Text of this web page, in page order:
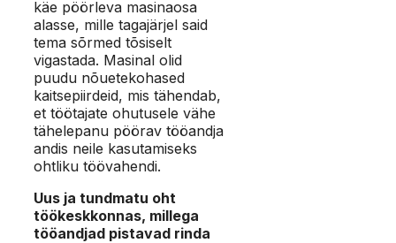
käe pöörleva masinaosa
alasse, mille tagajärjel said
tema sõrmed tõsiselt
vigastada. Masinal olid
puudu nõuetekohased
kaitsepiirdeid, mis tähendab,
et töötajate ohutusele vähe
tähelepanu pöörav tööandja
andis neile kasutamiseks
ohtliku töövahendi.
Uus ja tundmatu oht
töökeskkonnas, millega
tööandjad pistavad rinda